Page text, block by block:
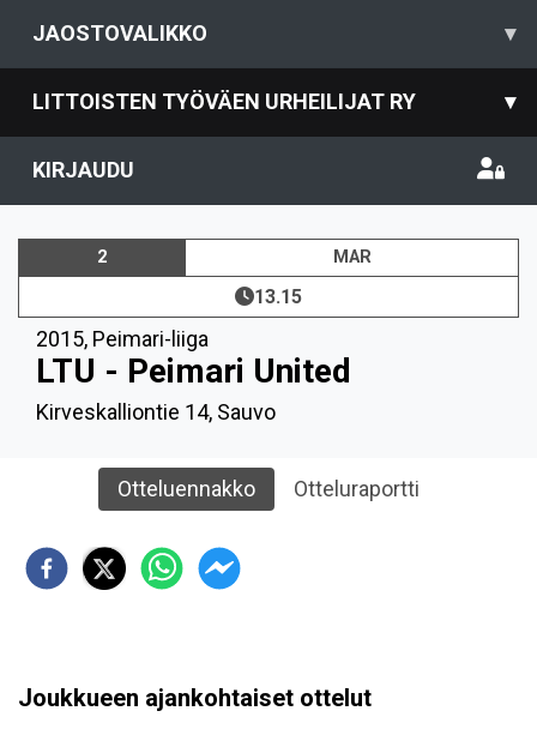
JAOSTOVALIKKO ▾
LITTOISTEN TYÖVÄEN URHEILIJAT RY ▾
KIRJAUDU
2 MAR
13.15
2015, Peimari-liiga
LTU - Peimari United
Kirveskalliontie 14, Sauvo
Otteluennakko Otteluraportti
Joukkueen ajankohtaiset ottelut